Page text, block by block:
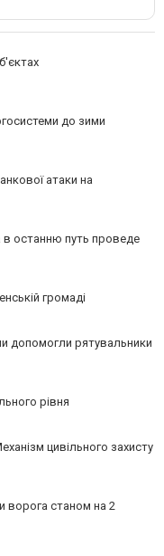
до зими
атаки на
в останню путь проведе
громаді
допомогли рятувальники
рівня
цивільного захисту
ворога станом на 2